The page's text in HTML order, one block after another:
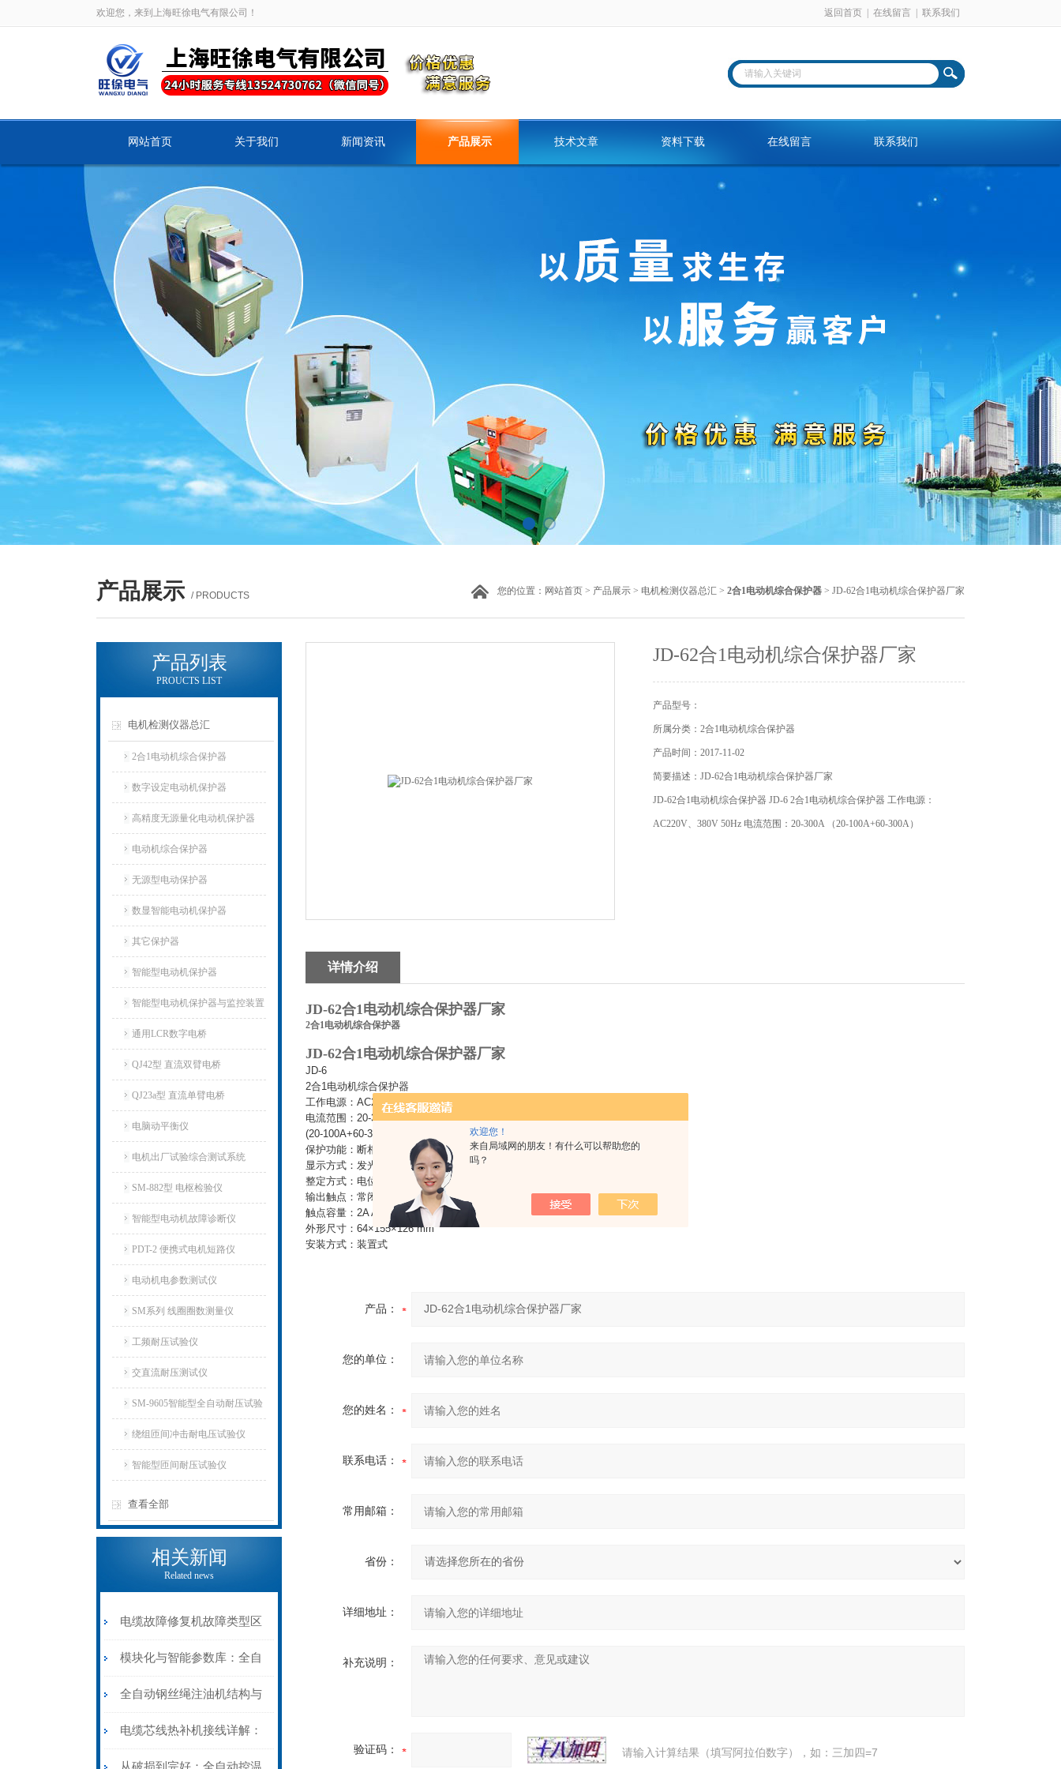
欢迎您！
来自局域网的朋友！有什么可以帮助您的
吗？
欢迎您，来到上海旺徐电气有限公司！ 返回首页 在线留言 联系我们
网站首页 关于我们 新闻资讯 产品展示 技术文章 资料下载 在线留言 联系我们
产品展示 / PRODUCTS 您的位置： 网站首页 > 产品展示 > 电机检测仪器总汇 > 2合1电动机综合保护器 > JD-62合1电动机综合保护器厂家
产品列表
PROUCTS LIST
电机检测仪器总汇
2合1电动机综合保护器
数字设定电动机保护器
高精度无源量化电动机保护器
电动机综合保护器
无源型电动保护器
数显智能电动机保护器
其它保护器
智能型电动机保护器
智能型电动机保护器与监控装置
通用LCR数字电桥
QJ42型 直流双臂电桥
QJ23a型 直流单臂电桥
电脑动平衡仪
电机出厂试验综合测试系统
SM-882型 电枢检验仪
智能型电动机故障诊断仪
PDT-2 便携式电机短路仪
电动机电参数测试仪
SM系列 线圈圈数测量仪
工频耐压试验仪
交直流耐压测试仪
SM-9605智能型全自动耐压试验
仪
绕组匝间冲击耐电压试验仪
智能型匝间耐压试验仪
查看全部
相关新闻
Related news
电缆故障修复机故障类型区
分指南：从“绝缘电
阻”到“波形特征”的精准诊
断逻辑
模块化与智能参数库：全自
动电缆修复机的快速换型逻
辑
全自动钢丝绳注油机结构与
工作原理：揭秘高效润滑的
机械密码
电缆芯线热补机接线详解：
从入门到精通
JD-62合1电动机综合保护器厂家
产品型号：
所属分类：2合1电动机综合保护器
产品时间：2017-11-02
简要描述：JD-62合1电动机综合保护器厂家
JD-62合1电动机综合保护器 JD-6 2合1电动机综合保护器 工作电源：
AC220V、380V 50Hz 电流范围：20-300A （20-100A+60-300A）
详情介绍
JD-62合1电动机综合保护器厂家
2合1电动机综合保护器
JD-62合1电动机综合保护器厂家
JD-6
2合1电动机综合保护器
工作电源：AC220V、380V 50Hz
电流范围：20-300A
(20-100A+60-300A)
保护功能：断相、过载保护
显示方式：发光二极管指示工作状态
整定方式：电位器在线整定电流
输出触点：常闭触点
触点容量：2A AC380V(阻性)
外形尺寸：64×155×126 mm
安装方式：装置式
产品：
您的单位：
您的姓名：
联系电话：
常用邮箱：
省份：
详细地址：
补充说明：
验证码： 请输入计算结果（填写阿拉伯数字），如：三加四=7